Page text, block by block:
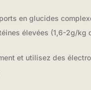
en glucides
élevées (1,6-2g/kg
et utilisez des